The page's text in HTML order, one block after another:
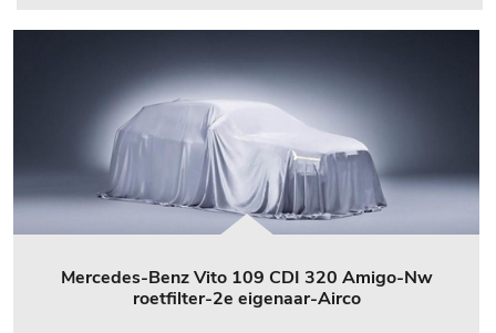
Mercedes-Benz Vito 109 CDI 320 Amigo-Nw
roetfilter-2e eigenaar-Airco